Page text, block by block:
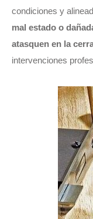
condiciones y
mal estado o
atasquen en la
intervenciones